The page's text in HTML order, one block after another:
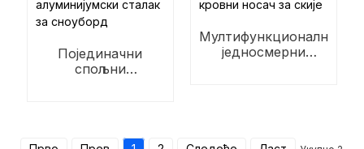
Појединачни
спољни
Мултифункционални
једносмерни